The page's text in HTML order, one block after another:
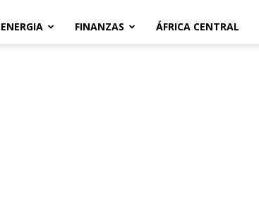
ENERGIA FINANZAS ÁFRICA CENTRAL